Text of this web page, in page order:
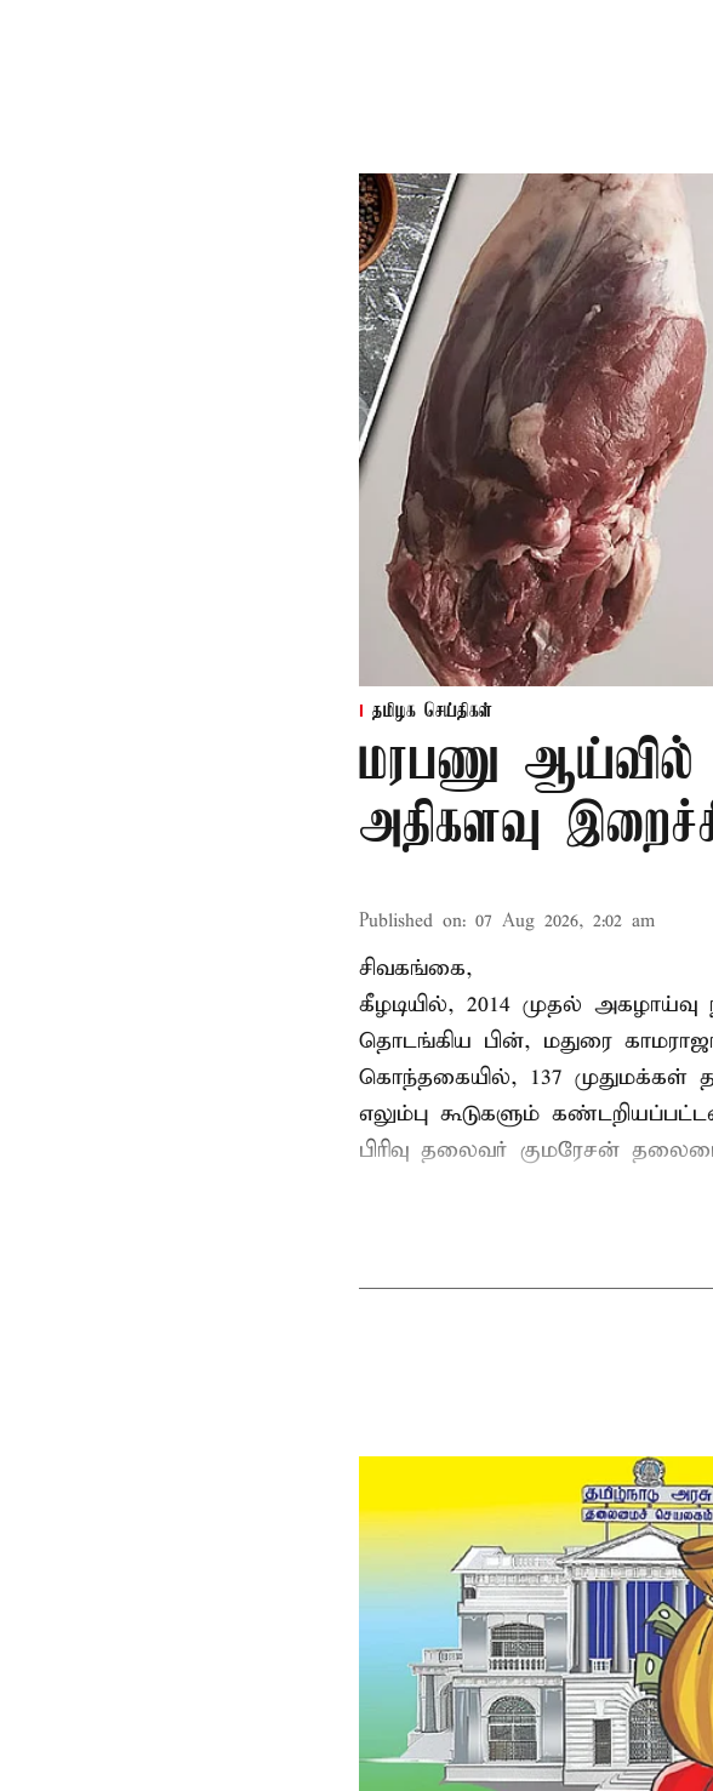
தமிழக செய்திகள்
மரபணு ஆய்வில்
அதிகளவு
Published on: 07 Aug 2026, 2:02 am
சிவகங்கை,
கீழடியில், 2014 முதல்
தொடங்கிய பின், மதுரை
கொந்தகையில், 137 முதுமக்கள்
எலும்பு கூடுகளும்
பிரிவு தலைவர் குமரேசன்